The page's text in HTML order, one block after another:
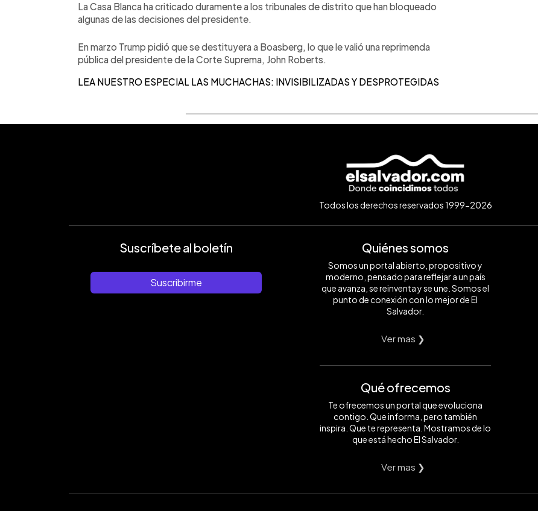
La Casa Blanca ha criticado duramente a los tribunales de distrito que han bloqueado
algunas de las decisiones del presidente.
En marzo Trump pidió que se destituyera a Boasberg, lo que le valió una reprimenda
pública del presidente de la Corte Suprema, John Roberts.
LEA NUESTRO ESPECIAL LAS MUCHACHAS: INVISIBILIZADAS Y DESPROTEGIDAS
Todos los derechos reservados 1999-2026
Suscríbete al boletín
Suscribirme
Quiénes somos
Somos un portal abierto, propositivo y
moderno, pensado para reflejar a un país
que avanza, se reinventa y se une. Somos el
punto de conexión con lo mejor de El
Salvador.
Ver mas ❯
Qué ofrecemos
Te ofrecemos un portal que evoluciona
contigo. Que informa, pero también
inspira. Que te representa. Mostramos de lo
que está hecho El Salvador.
Ver mas ❯